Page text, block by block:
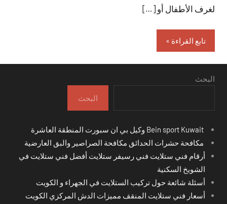
لغرف الأطفال أو […]
تابع القراءة
البحث
البحث
مكافحة حشرات الحدائق مكافحة الصراصير والبق العارضية
أرقام فني ستلايت فني رسيفر ستلايت أفضل فني ستلايت في
الشويخ السكنية
أسئلة شائعة حول تركيب الستلايت في الجهراء و الكويت
أسعار فني ستلايت المنقف مميزات الدش المركزي الكويت